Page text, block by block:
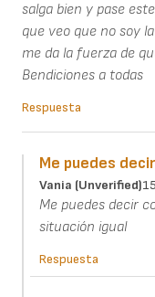
salga bien y pase
que veo que no soy
me da la fuerza de
Bendiciones a todas
Respuesta
Me puedes
Vania (unverified)
Me puedes decir
situación igual
Respuesta